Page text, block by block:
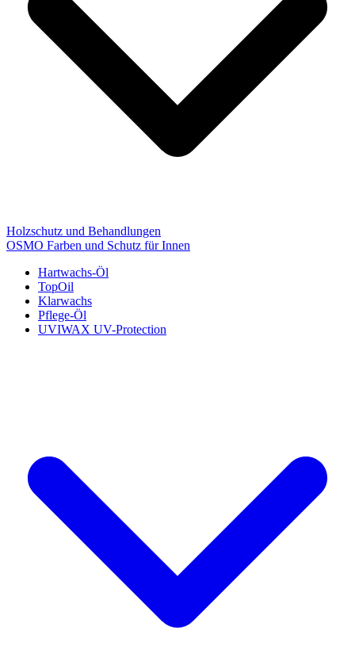
Holzschutz und Behandlungen
OSMO Farben und Schutz für Innen
Hartwachs-Öl
TopOil
Klarwachs
Pflege-Öl
UVIWAX UV-Protection